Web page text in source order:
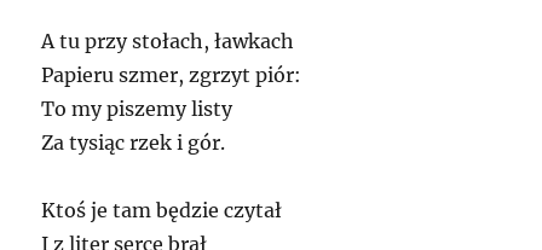
A tu przy stołach, ławkach
Papieru szmer, zgrzyt piór:
To my piszemy listy
Za tysiąc rzek i gór.
Ktoś je tam będzie czytał
I z liter serce brał